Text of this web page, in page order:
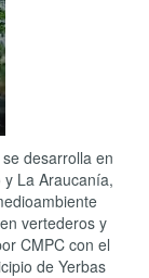
desarrolla en
La Araucanía,
vertederos y
CMPC con el
de Yerbas